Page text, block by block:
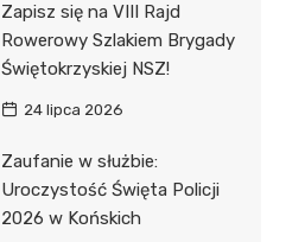
Zapisz się na VIII Rajd
Rowerowy Szlakiem Brygady
Świętokrzyskiej NSZ!
24 lipca 2026
Zaufanie w służbie:
Uroczystość Święta Policji
2026 w Końskich